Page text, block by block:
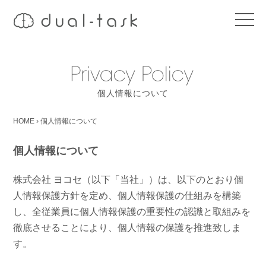
t
o
個人情報について
HOME ›個人情報について
個人情報について
株式会社 ヨコセ（以下「当社」）は、以下のとおり個
人情報保護方針を定め、個人情報保護の仕組みを構築
し、全従業員に個人情報保護の重要性の認識と取組みを
徹底させることにより、個人情報の保護を推進致しま
す。